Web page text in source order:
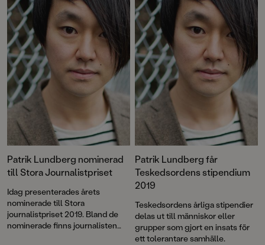
Patrik Lundberg nominerad
till Stora Journalistpriset
Idag presenterades årets
nominerade till Stora
journalistpriset 2019. Bland de
nominerade finns journalisten
Patrik Lundberg får
Teskedsordens stipendium
2019
Teskedsordens årliga stipendier
delas ut till människor eller
grupper som gjort en insats för
ett tolerantare samhälle.